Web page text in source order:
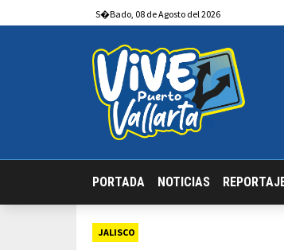
S�bado, 08 deAgosto del 2026
PORTADA NOTICIAS
JALISCO